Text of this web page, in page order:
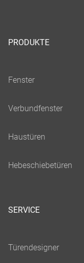
PRODUKTE
SERVICE